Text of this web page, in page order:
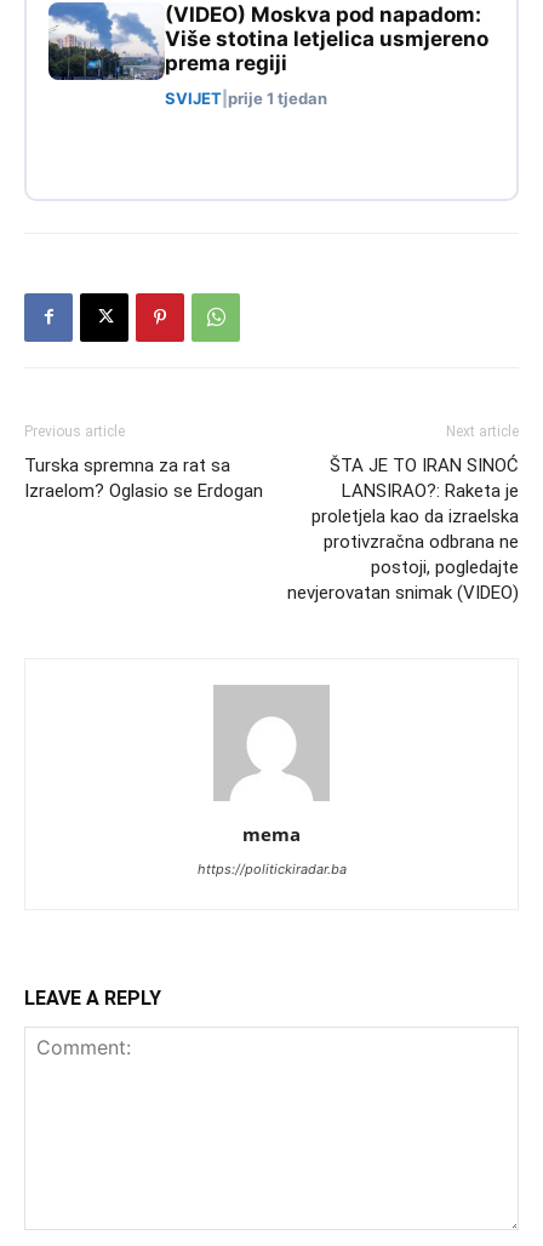
(VIDEO) Moskva pod napadom:
Više stotina letjelica usmjereno
prema regiji
SVIJET prije 1 tjedan
Previous article
Turska spremna za rat sa
Izraelom? Oglasio se Erdogan
Next article
ŠTA JE TO IRAN SINOĆ
LANSIRAO?: Raketa je
proletjela kao da izraelska
protivzračna odbrana ne
postoji, pogledajte
nevjerovatan snimak (VIDEO)
mema
https://politickiradar.ba
LEAVE A REPLY